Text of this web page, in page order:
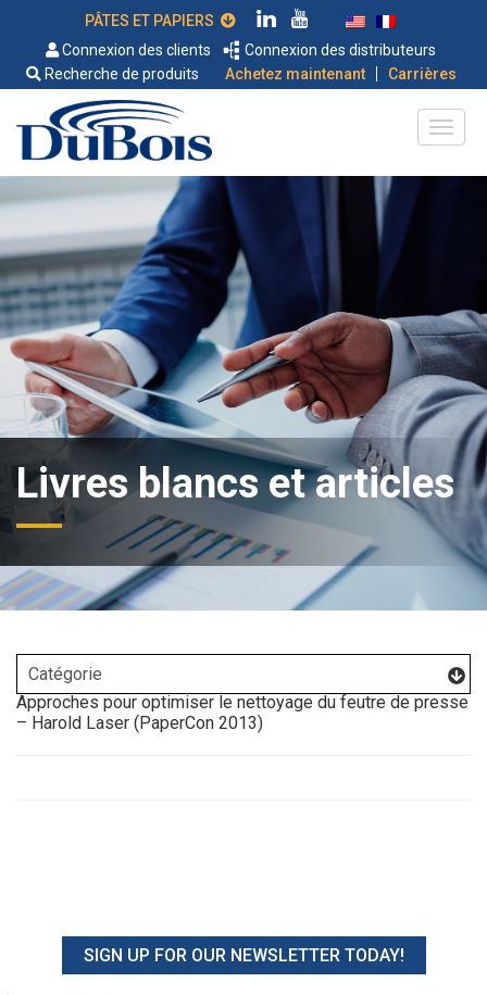
Connexion des clients
Connexion des distributeurs
Recherche de produits
Achetez maintenant | Carrières
Livres blancs et articles
Approches pour optimiser le nettoyage du feutre de presse
– Harold Laser (PaperCon 2013)
SIGN UP FOR OUR NEWSLETTER TODAY!